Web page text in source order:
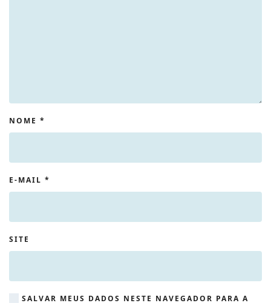
NOME *
E-MAIL *
SITE
SALVAR MEUS DADOS NESTE NAVEGADOR PARA A